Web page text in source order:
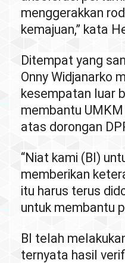
menggerakkan
kemajuan,” kata
Ditempat yang
Onny Widjanarko
kesempatan luar
membantu
atas dorongan
“Niat kami (BI)
memberikan
itu harus terus
untuk membantu
BI telah
ternyata hasil